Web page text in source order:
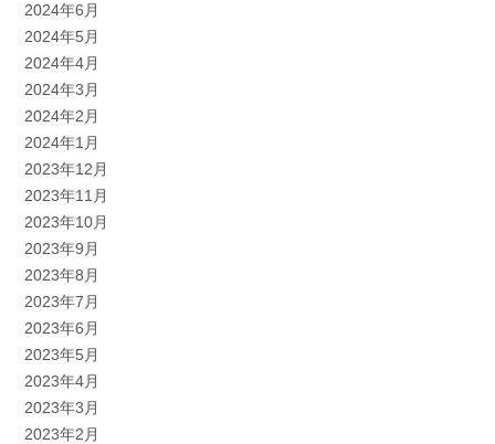
2024年6月
2024年5月
2024年4月
2024年3月
2024年2月
2024年1月
2023年12月
2023年11月
2023年10月
2023年9月
2023年8月
2023年7月
2023年6月
2023年5月
2023年4月
2023年3月
2023年2月